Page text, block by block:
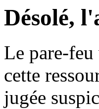
Désolé,
Le pare-
cette
jugée